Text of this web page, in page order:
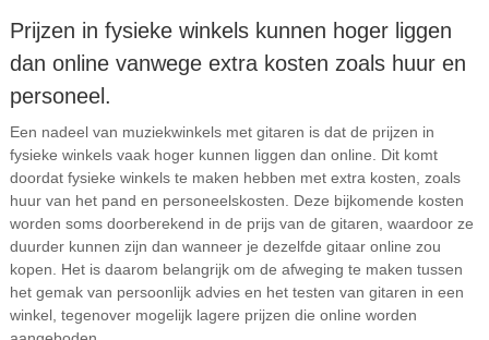
Prijzen in fysieke winkels kunnen hoger liggen
dan online vanwege extra kosten zoals huur en
personeel.
Een nadeel van muziekwinkels met gitaren is dat de prijzen in
fysieke winkels vaak hoger kunnen liggen dan online. Dit komt
doordat fysieke winkels te maken hebben met extra kosten, zoals
huur van het pand en personeelskosten. Deze bijkomende kosten
worden soms doorberekend in de prijs van de gitaren, waardoor ze
duurder kunnen zijn dan wanneer je dezelfde gitaar online zou
kopen. Het is daarom belangrijk om de afweging te maken tussen
het gemak van persoonlijk advies en het testen van gitaren in een
winkel, tegenover mogelijk lagere prijzen die online worden